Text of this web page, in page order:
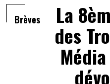
Brèves La
des